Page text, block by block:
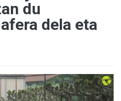
du
dela eta